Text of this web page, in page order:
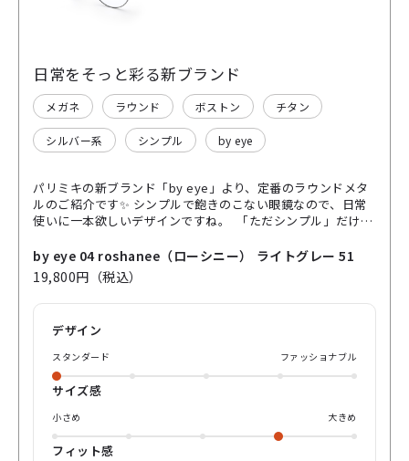
日常をそっと彩る新ブランド
メガネ ラウンド ボストン チタン
シルバー系 シンプル by eye
パリミキの新ブランド「by eye」より、定番のラウンドメタ
ルのご紹介です✨ シンプルで飽きのこない眼鏡なので、日常
使いに一本欲しいデザインですね。 「ただシンプル」だけじ
イメージしたブルーに。ツルは水面をイメージした模様にな
っています。 さりげないデザインに心躍りますね♪ チタン製
なのでかけ心地がいいのも嬉しいところです。 ぜひ店頭でお
試しください☺️
by eye 04 roshanee（ローシニー） ライトグレー 51
19,800円（税込）
デザイン
スタンダード ファッショナブル
サイズ感
小さめ 大きめ
フィット感